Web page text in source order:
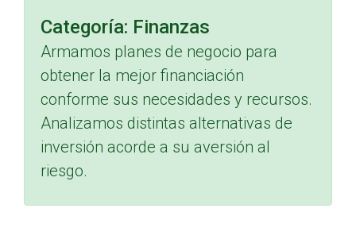
Categoría: Finanzas
Armamos planes de negocio para
obtener la mejor financiación
conforme sus necesidades y recursos.
Analizamos distintas alternativas de
inversión acorde a su aversión al
riesgo.